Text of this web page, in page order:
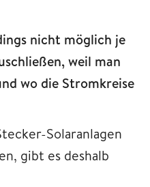
nicht möglich je
weil man
wo die Stromkreise
Solaranlagen
gibt es deshalb